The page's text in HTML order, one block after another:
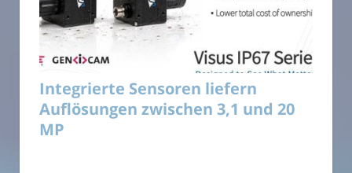
Integrierte Sensoren liefern
Auflösungen zwischen 3,1 und 20
MP